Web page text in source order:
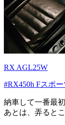
RX AGL25W
#RX450h Fスポー
納車して一番最
あとは、弄ると